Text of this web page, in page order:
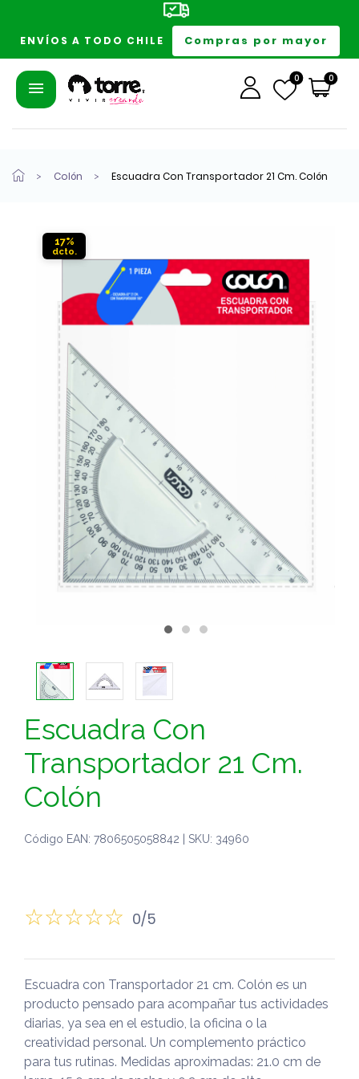
ENVÍOS A TODO CHILE Compras por mayor
0 0
Colón Escuadra Con Transportador 21 Cm. Colón
17%
Escuadra Con
Transportador 21 Cm.
Colón
Código EAN: 7806505058842 | SKU: 34960
0/5
Escuadra con Transportador 21 cm. Colón es un
producto pensado para acompañar tus actividades
diarias, ya sea en el estudio, la oficina o la
creatividad personal. Un complemento práctico
para tus rutinas. Medidas aproximadas: 21.0 cm de